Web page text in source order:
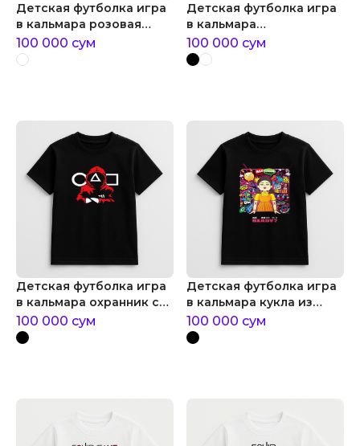
Детская футболка игра
в кальмара розовая
стража из игры в
кальмара
100 000 сум
Детская футболка игра
в кальмара
нарисованный принт
игра в кальмара
100 000 сум
Детская футболка игра
в кальмара охранник с
фигурами
100 000 сум
Детская футболка игра
в кальмара кукла из
игры в кальмара
100 000 сум